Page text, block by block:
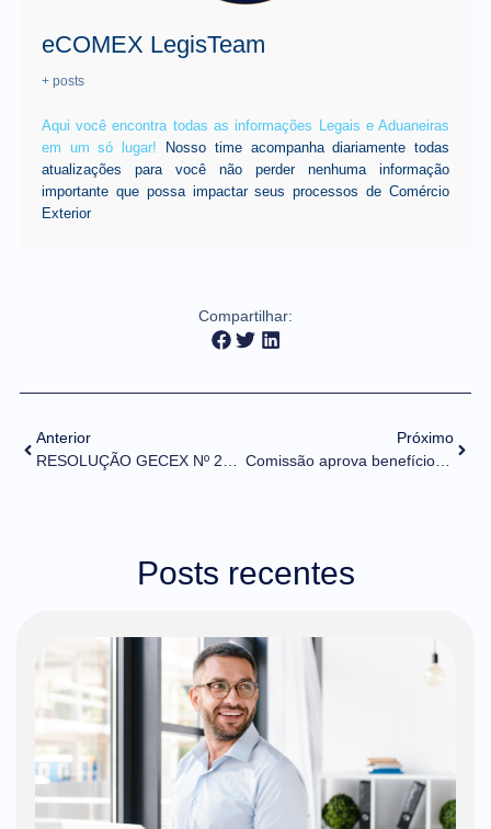
eCOMEX LegisTeam
+ posts
Aqui você encontra todas as informações Legais e Aduaneiras
em um só lugar! Nosso time acompanha diariamente todas
atualizações para você não perder nenhuma informação
importante que possa impactar seus processos de Comércio
Exterior
Compartilhar:
Anterior
Próximo
Comissão aprova benefício fiscal para produto importado por comerciante local da Zona Franca
Posts recentes